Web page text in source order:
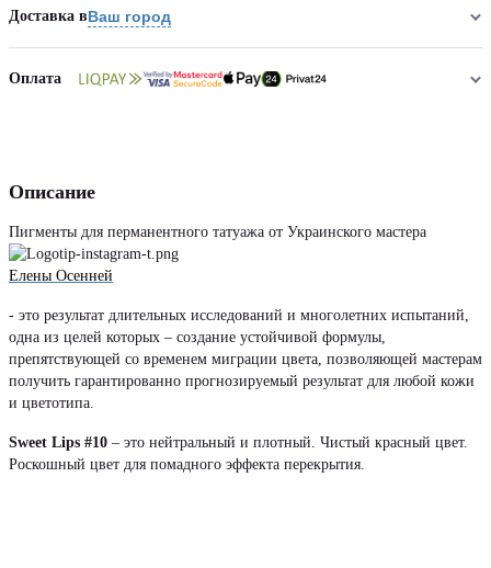
Доставка вВаш город
Оплата
Описание
Пигменты для перманентного татуажа от Украинского мастера
Елены Осенней
- это результат длительных исследований и многолетних испытаний,
одна из целей которых – создание устойчивой формулы,
препятствующей со временем миграции цвета, позволяющей мастерам
получить гарантированно прогнозируемый результат для любой кожи
и цветотипа.
Sweet Lips #10 – это нейтральный и плотный. Чистый красный цвет.
Роскошный цвет для помадного эффекта перекрытия.